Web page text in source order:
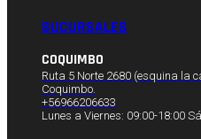
SUCURSALES
COQUIMBO
Ruta 5 Norte 2680 (esquina la
Coquimbo.
+56966206633
Lunes a Viernes: 09:00-18:00